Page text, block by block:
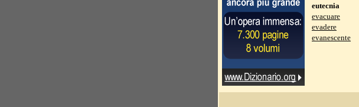
eutecnia
evacuare
evadere
evanescente